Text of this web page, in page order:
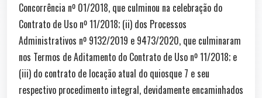
Concorrência nº 01/2018, que culminou na celebração do
Contrato de Uso nº 11/2018; (ii) dos Processos
Administrativos nº 9132/2019 e 9473/2020, que culminaram
nos Termos de Aditamento do Contrato de Uso nº 11/2018; e
(iii) do contrato de locação atual do quiosque 7 e seu
respectivo procedimento integral, devidamente encaminhados